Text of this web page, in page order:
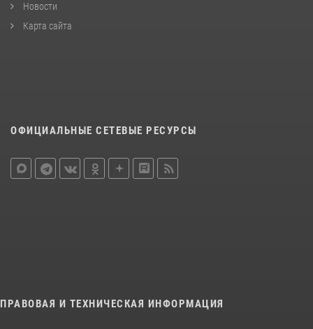
Новости
Карта сайта
ОФИЦИАЛЬНЫЕ СЕТЕВЫЕ РЕСУРСЫ
ПРАВОВАЯ И ТЕХНИЧЕСКАЯ ИНФОРМАЦИЯ